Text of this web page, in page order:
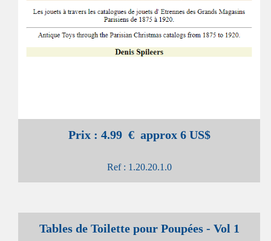
Prix : 4.99 € approx 6 US$
Ref : 1.20.20.1.0
Tables de Toilette pour Poupées - Vol 1